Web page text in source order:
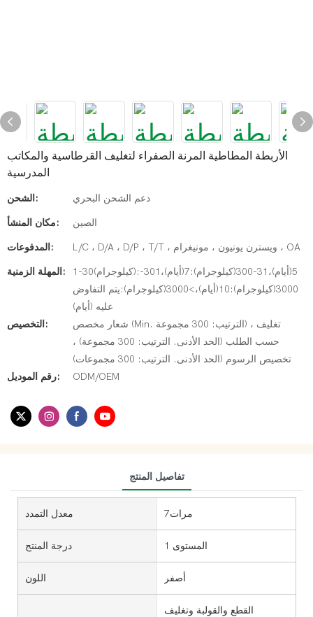
الأربطة المطاطية المرنة الصفراء لتغليف القرطاسية والمكاتب
المدرسية
الشحن: دعم الشحن البحري
مكان المنشأ: الصين
المدفوعات: L/C ، D/A ، D/P ، T/T ، ويسترن يونيون ، مونيغرام ، OA
المهلة الزمنية:
1-30(كيلوجرام):5(أيام)،31-300(كيلوجرام):7(أيام)،301-
3000(كيلوجرام):10(أيام)،>3000(كيلوجرام):يتم التفاوض
عليه (أيام)
التخصيص:
شعار مخصص (Min. الترتيب: 300 مجموعة) ، تغليف
حسب الطلب (الحد الأدنى. الترتيب: 300 مجموعة) ،
تخصيص الرسوم (الحد الأدنى. الترتيب: 300 مجموعات)
رقم الموديل:
ODM/OEM
تفاصيل المنتج
معدل التمدد مرات7
درجة المنتج المستوى 1
اللون أصفر
القطع والقولبة وتغليف